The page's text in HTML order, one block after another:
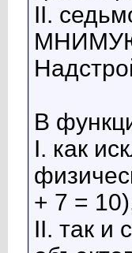
II.
В
I. как
+ 7 =
II. так и